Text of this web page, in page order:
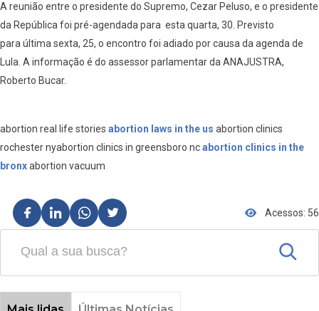
A reunião entre o presidente do Supremo, Cezar Peluso, e o presidente
da República foi pré-agendada para esta quarta, 30. Previsto
para última sexta, 25, o encontro foi adiado por causa da agenda de
Lula. A informação é do assessor parlamentar da ANAJUSTRA,
Roberto Bucar.
abortion real life stories abortion laws in the us abortion clinics
rochester nyabortion clinics in greensboro ncabortion clinics in the
bronxabortion vacuum
Acessos: 56